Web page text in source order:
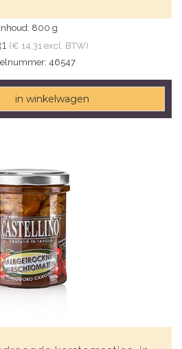
Inhoud: 800 g
(€ 14,31 excl. BTW)
46547
in winkelwagen